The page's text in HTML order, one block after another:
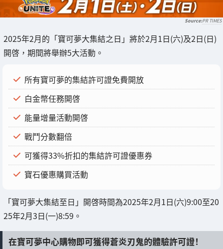
PR TIMES
2025年2月的「寶可夢大集結之日」將於2月1日(六)及2日(日)
開啓，期間將舉辦5大活動。
所有寶可夢的集結許可證免費開放
白金幣任務開啓
能量增量活動開啓
戰鬥分數翻倍
可獲得33%折扣的集結許可證優惠券
寶石優惠購買活動
「寶可夢大集結至日」開啓時間為2025年2月1日(六)9:00至20
25年2月3日(一)8:59。
在寶可夢中心購物即可獲得蒼炎刃鬼的體驗許可證！